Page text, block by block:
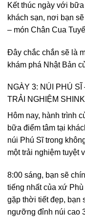
Kết thúc ngày với
khách sạn, nơi bạn
– món Chân Cua
Đây chắc chắn sẽ là
khám phá Nhật Bản
NGÀY 3: NÚI PHÚ
TRẢI NGHIỆM
Hôm nay, hành trình
bữa điểm tâm tại
núi Phú Sĩ trong
một trải nghiệm tuyệt
8:00 sáng, bạn sẽ
tiếng nhất của xứ
gặp thời tiết đẹp, bạn
ngưỡng đỉnh núi cao